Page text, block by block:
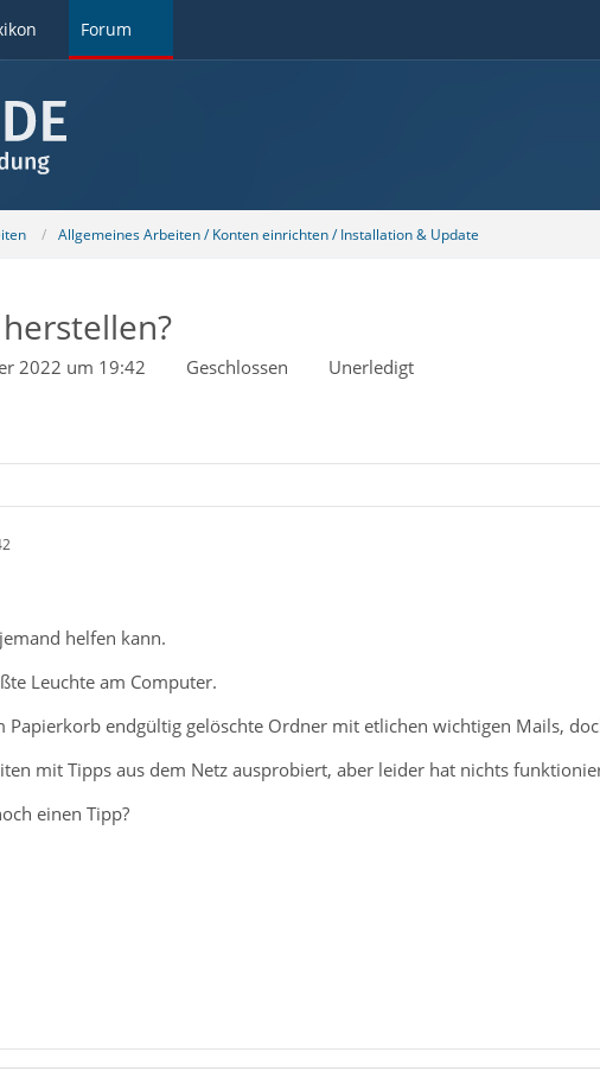
Forum
Allgemeines Arbeiten / Konten einrichten / Installation & Update
2022 um 19:42 Geschlossen Unerledigt
helfen kann.
Leuchte am Computer.
Papierkorb endgültig gelöschte Ordner mit etlichen wichtigen Mails,
mit Tipps aus dem Netz ausprobiert, aber leider hat nichts
einen Tipp?